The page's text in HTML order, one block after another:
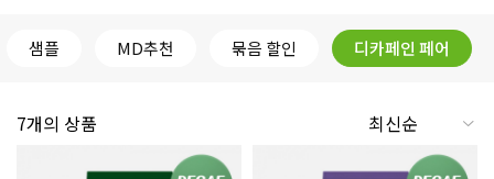
샘플 MD추천 묶음 할인 디카페인 페어
7개의 상품